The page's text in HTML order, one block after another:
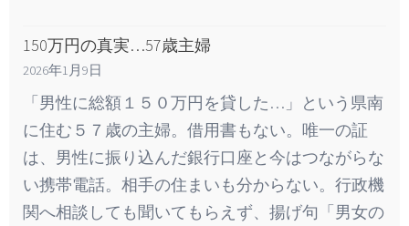
150万円の真実…57歳主婦
2026年1月9日
「男性に総額１５０万円を貸した…」という県南
に住む５７歳の主婦。借用書もない。唯一の証
は、男性に振り込んだ銀行口座と今はつながらな
い携帯電話。相手の住まいも分からない。行政機
関へ相談しても聞いてもらえず、揚げ句「男女の